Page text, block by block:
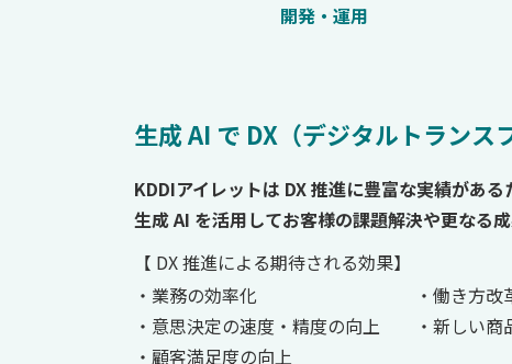
開発・運用
生成 AI で DX（デジタルトランス
KDDIアイレットは DX 推進に豊富な実績がある
生成 AI を活用してお客様の課題解決や更なる成
【 DX 推進による期待される効果】
業務の効率化
意思決定の速度・精度の向上
顧客満足度の向上
働き方改
新しい商